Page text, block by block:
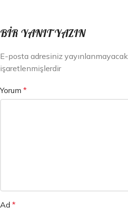
BIR YANIT YAZIN
E-posta adresiniz yayınlanmayacak.
işaretlenmişlerdir
Yorum *
Ad *